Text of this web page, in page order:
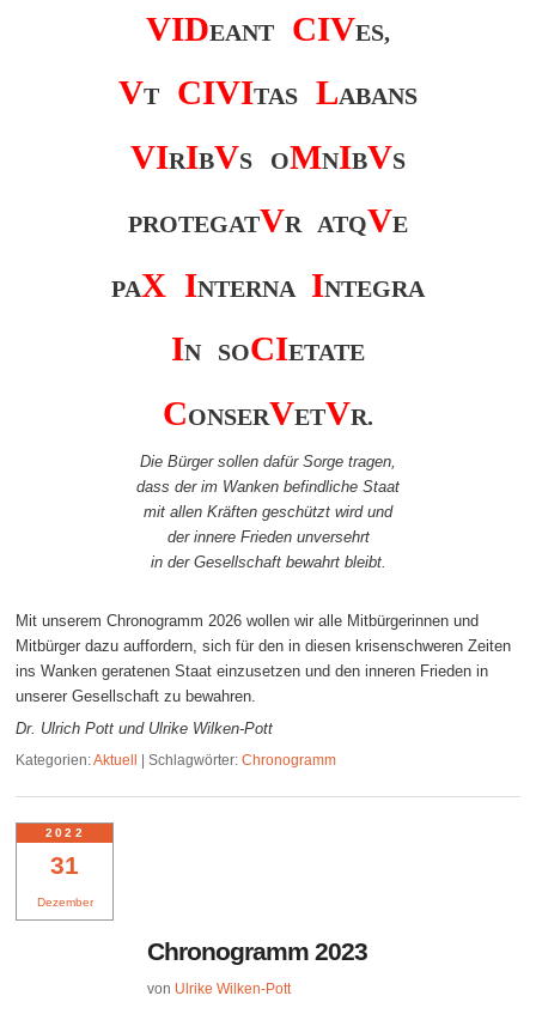
VIDEANT CIVES,
VT CIVITAS LABANS
VIRIBVS OMNIBVS
PROTEGATVR ATQVE
PAX INTERNA INTEGRA
IN SOCIETATE
CONSERVETVR.
Die Bürger sollen dafür Sorge tragen,
dass der im Wanken befindliche Staat
mit allen Kräften geschützt wird und
der innere Frieden unversehrt
in der Gesellschaft bewahrt bleibt.
Mit unserem Chronogramm 2026 wollen wir alle Mitbürgerinnen und
Mitbürger dazu auffordern, sich für den in diesen krisenschweren Zeiten
ins Wanken geratenen Staat einzusetzen und den inneren Frieden in
unserer Gesellschaft zu bewahren.
Dr. Ulrich Pott und Ulrike Wilken-Pott
Kategorien:Aktuell |Schlagwörter: Chronogramm
31
Dezember
2022
Chronogramm 2023
von Ulrike Wilken-Pott